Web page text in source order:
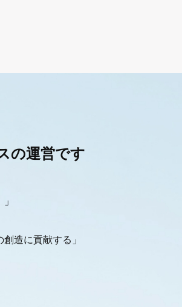
の運営です
造に貢献する」